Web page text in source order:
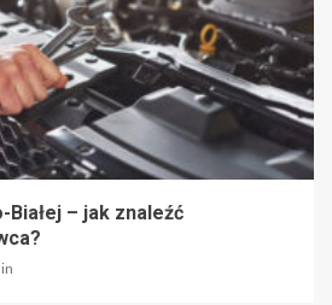
– jak znaleźć